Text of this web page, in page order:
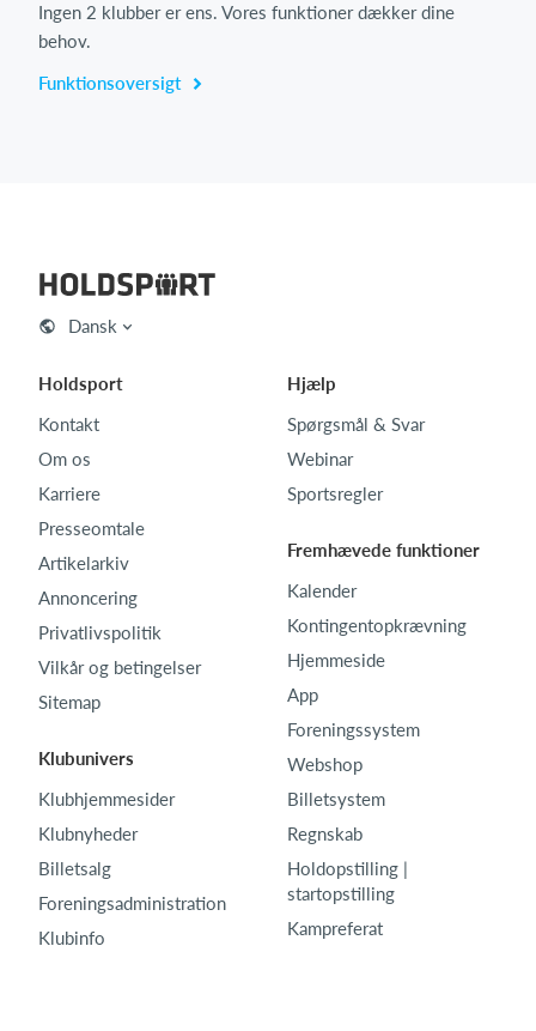
Ingen 2 klubber er ens. Vores funktioner dækker dine
behov.
Funktionsoversigt
Dansk
Holdsport
Kontakt
Om os
Karriere
Presseomtale
Artikelarkiv
Annoncering
Privatlivspolitik
Vilkår og betingelser
Sitemap
Klubunivers
Klubhjemmesider
Klubnyheder
Billetsalg
Foreningsadministration
Klubinfo
Hjælp
Spørgsmål & Svar
Webinar
Sportsregler
Fremhævede funktioner
Kalender
Kontingentopkrævning
Hjemmeside
App
Foreningssystem
Webshop
Billetsystem
Regnskab
Holdopstilling |
startopstilling
Kampreferat